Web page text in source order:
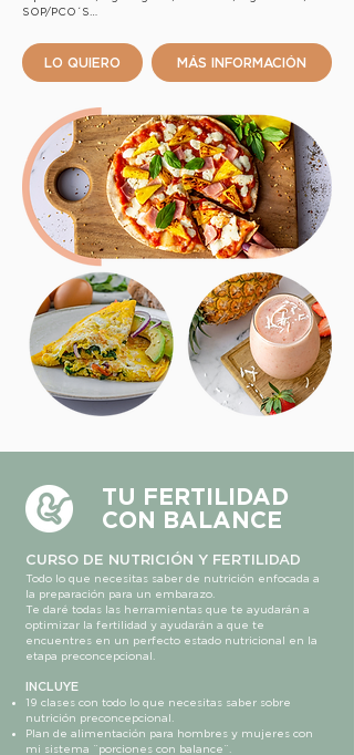
SOP/PCO´S…
LO QUIERO MÁS INFORMACIÓN
TU FERTILIDAD
CON BALANCE
CURSO DE NUTRICIÓN Y FERTILIDAD
Todo lo que necesitas saber de nutrición enfocada a
la preparación para un embarazo.
Te daré todas las herramientas que te ayudarán a
optimizar la fertilidad y ayudarán a que te
encuentres en un perfecto estado nutricional en la
etapa preconcepcional.
INCLUYE
19 clases con todo lo que necesitas saber sobre
nutrición preconcepcional.
Plan de alimentación para hombres y mujeres con
mi sistema ¨porciones con balance¨.